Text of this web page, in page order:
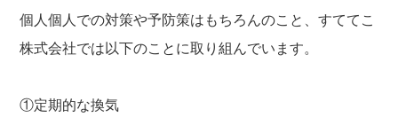
個人個人での対策や予防策はもちろんのこと、すててこ
株式会社では以下のことに取り組んでいます。
①定期的な換気